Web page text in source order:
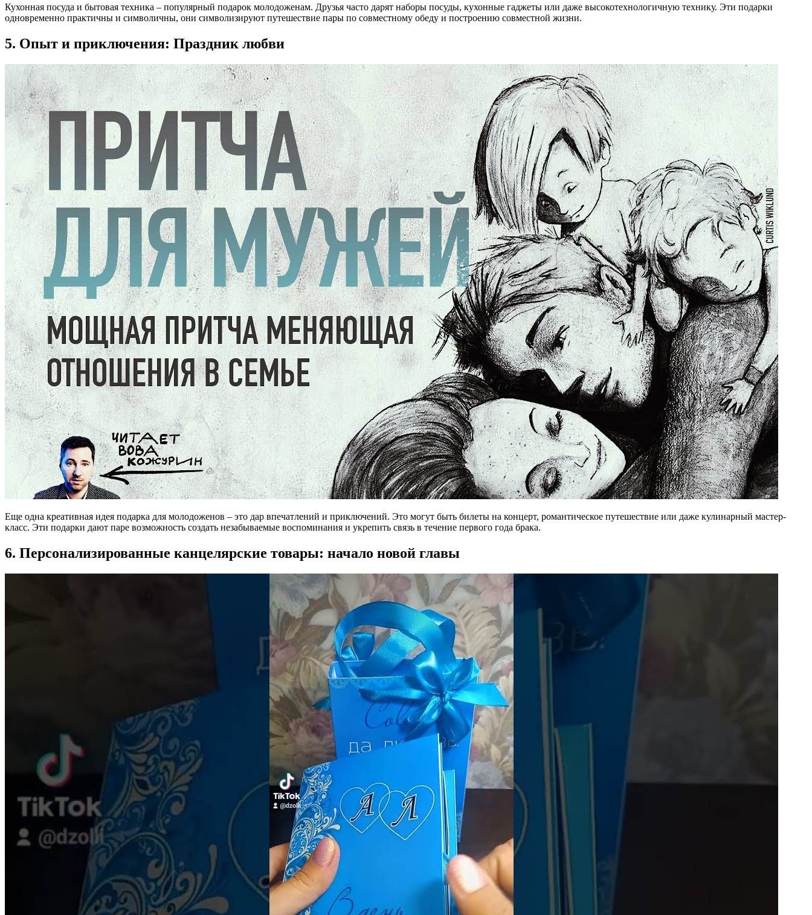
Кухонная посуда и бытовая техника – популярный подарок молодоженам. Друзья часто дарят наборы посуды, кухонные гаджеты или даже высокотехнологичную технику. Эти подарки
одновременно практичны и символичны, они символизируют путешествие пары по совместному обеду и построению совместной жизни.
5. Опыт и приключения: Праздник любви
Еще одна креативная идея подарка для молодоженов – это дар впечатлений и приключений. Это могут быть билеты на концерт, романтическое путешествие или даже кулинарный мастер-
класс. Эти подарки дают паре возможность создать незабываемые воспоминания и укрепить связь в течение первого года брака.
6. Персонализированные канцелярские товары: начало новой главы